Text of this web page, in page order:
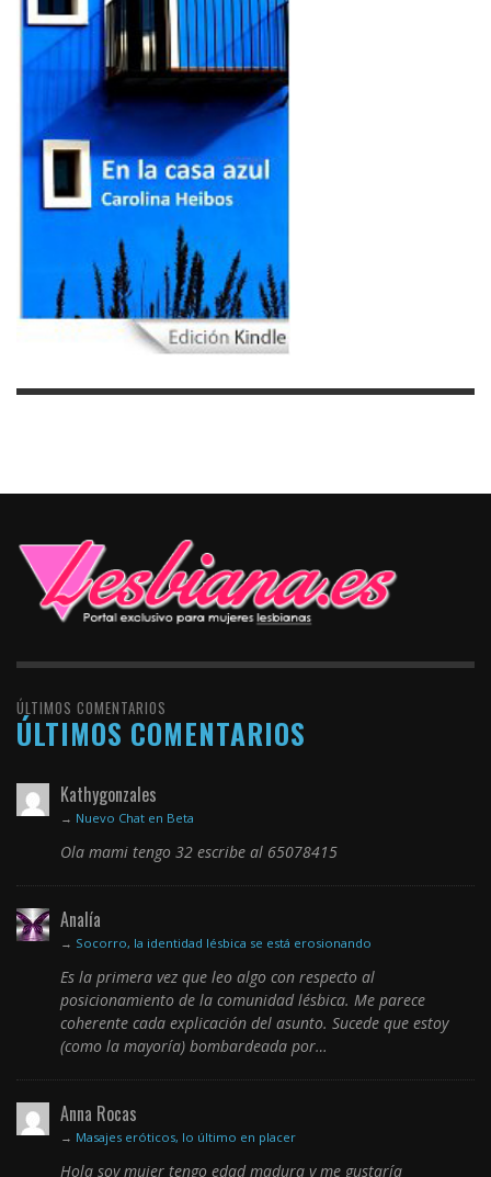
ÚLTIMOS COMENTARIOS
ÚLTIMOS COMENTARIOS
Kathygonzales
→ Nuevo Chat en Beta
Ola mami tengo 32 escribe al 65078415
Analía
→ Socorro, la identidad lésbica se está erosionando
Es la primera vez que leo algo con respecto al
posicionamiento de la comunidad lésbica. Me parece
coherente cada explicación del asunto. Sucede que estoy
(como la mayoría) bombardeada por…
Anna Rocas
→ Masajes eróticos, lo último en placer
Hola soy mujer tengo edad madura y me gustaría